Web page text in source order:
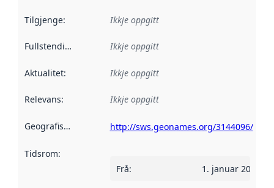
Tilgjenge: Ikkje oppgitt
Fullstendigheit Ikkje oppgitt
Aktualitet: Ikkje oppgitt
Relevans: Ikkje oppgitt
Geografisk område http://sws.geonames.org/3144096/
Tidsrom:
Frå: 1. januar 2019